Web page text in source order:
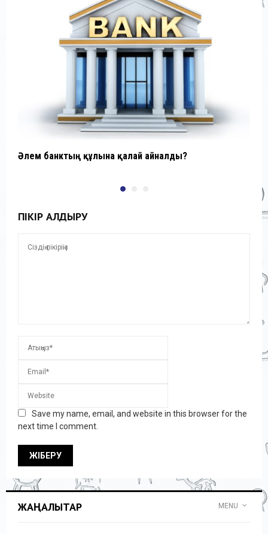
Әлем банктың құлына қалай айналды?
ПІКІР ҚАЛДЫРУ
Save my name, email, and website in this browser for the
next time I comment.
ЖАҢАЛЫҚТАР MENU